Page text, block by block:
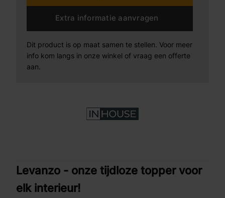
Extra informatie aanvragen
Dit product is op maat samen te stellen. Voor meer
info kom langs in onze winkel of vraag een offerte
aan.
Levanzo - onze tijdloze topper voor
elk interieur!